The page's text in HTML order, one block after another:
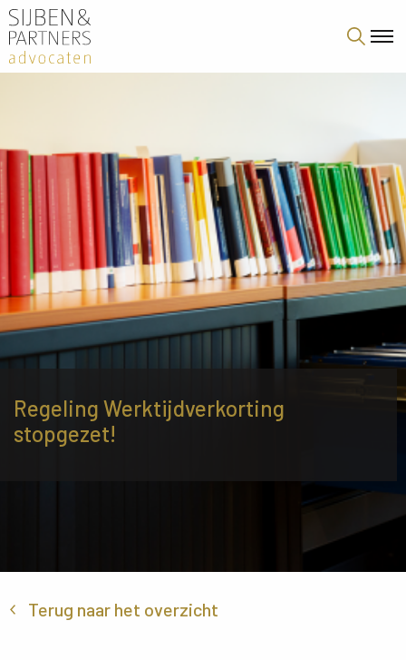
Regeling Werktijdverkorting
stopgezet!
Terug naar het overzicht